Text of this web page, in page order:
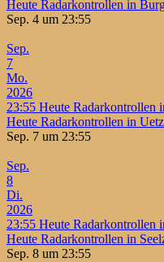
Heute Radarkontrollen in
Sep. 4 um 23:55
Sep.
7
Mo.
2026
23:55 Heute Radarkontrollen
Heute Radarkontrollen in
Sep. 7 um 23:55
Sep.
8
Di.
2026
23:55 Heute Radarkontrollen
Heute Radarkontrollen in
Sep. 8 um 23:55